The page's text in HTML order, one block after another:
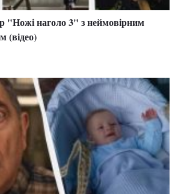
"Ножі наголо 3" з неймовірним
(відео)